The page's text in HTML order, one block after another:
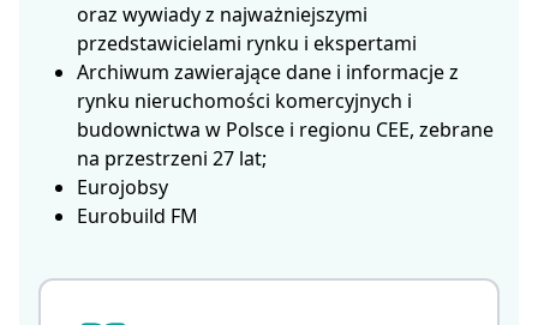
oraz wywiady z najważniejszymi
przedstawicielami rynku i ekspertami
Archiwum zawierające dane i informacje z
rynku nieruchomości komercyjnych i
budownictwa w Polsce i regionu CEE, zebrane
na przestrzeni 27 lat;
Eurojobsy
Eurobuild FM